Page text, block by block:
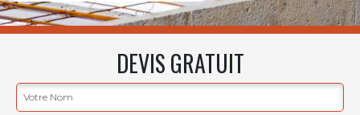
DEVIS GRATUIT